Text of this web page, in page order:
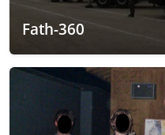
Fath-360